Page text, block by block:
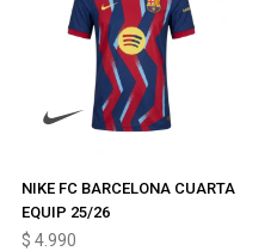
NIKE FC BARCELONA CUARTA
EQUIP 25/26
$ 4.990